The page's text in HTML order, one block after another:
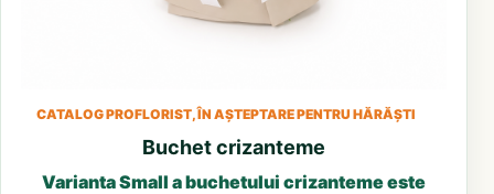
CATALOG PROFLORIST, ÎN AȘTEPTARE PENTRU HĂRĂȘTI
Buchet crizanteme
Varianta Small a buchetului crizanteme este